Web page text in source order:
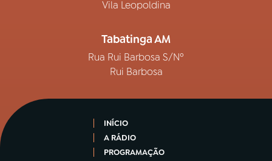
Vila Leopoldina
Tabatinga AM
Rua Rui Barbosa S/Nº
Rui Barbosa
INÍCIO
A RÁDIO
PROGRAMAÇÃO